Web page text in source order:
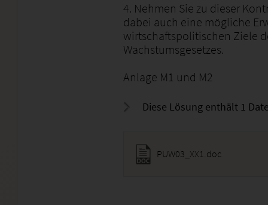
4. Nehmen Sie zu dieser
dabei auch eine mögliche
wirtschaftspolitischen Ziele
Wachstumsgesetzes.
Anlage M1 und M2
Diese Lösung enthält 1
PUW03_XX1.doc